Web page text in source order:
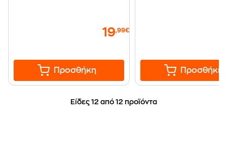
19,99€
Προσθήκη Προσθήκη
Είδες 12 από 12 προϊόντα